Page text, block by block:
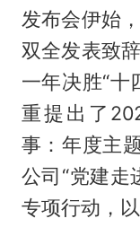
发布会伊始
双全发表致
一年决胜“十
重提出了
事：年度主
公司“党建走
专项行动，